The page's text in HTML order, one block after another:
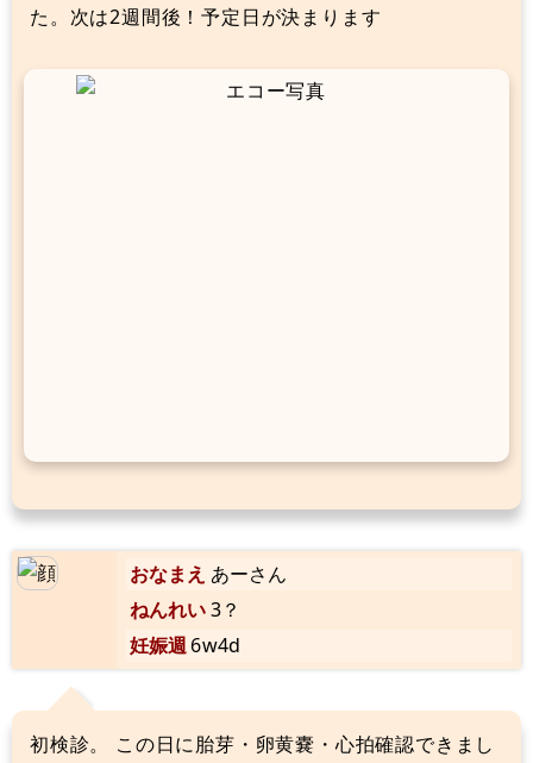
た。次は2週間後！予定日が決まります
おなまえ あーさん
ねんれい3？
妊娠週6w4d
初検診。 この日に胎芽・卵黄嚢・心拍確認できまし